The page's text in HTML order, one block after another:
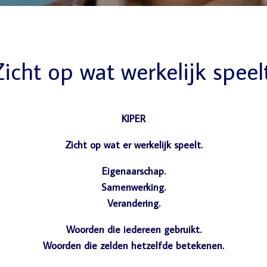
op wat werkelijk
KIPER
Zicht op wat er werkelijk speelt.
Eigenaarschap.
Samenwerking.
Verandering.
Woorden die iedereen gebruikt.
Woorden die zelden hetzelfde betekenen.